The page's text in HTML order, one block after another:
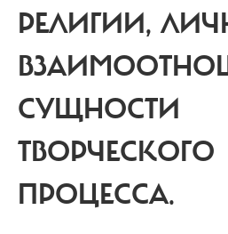
РЕЛИГИИ,
СУЩНОСТИ
ТВОРЧЕСКОГО
ПРОЦЕССА.